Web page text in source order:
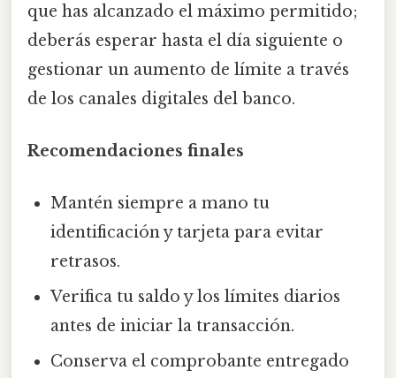
que has alcanzado el máximo permitido;
deberás esperar hasta el día siguiente o
gestionar un aumento de límite a través
de los canales digitales del banco.
Recomendaciones finales
Mantén siempre a mano tu
identificación y tarjeta para evitar
retrasos.
Verifica tu saldo y los límites diarios
antes de iniciar la transacción.
Conserva el comprobante entregado